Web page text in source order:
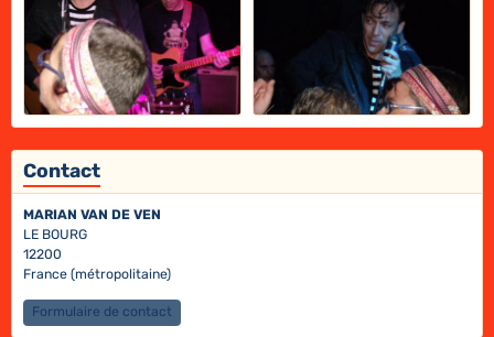
Contact
MARIAN VAN DE VEN
LE BOURG
12200
France (métropolitaine)
Formulaire de contact